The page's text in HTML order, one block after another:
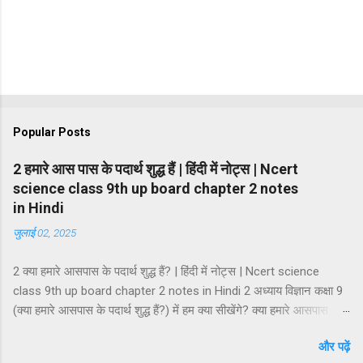
Popular Posts
2 हमारे आस पास के पदार्थ शुद्ध हैं | हिंदी में नोट्स | Ncert
science class 9th up board chapter 2 notes
in Hindi
जुलाई 02, 2025
2 क्या हमारे आसपास के पदार्थ शुद्ध हैं? | हिंदी में नोट्स | Ncert science
class 9th up board chapter 2 notes in Hindi 2 अध्याय विज्ञान कक्षा 9
(क्या हमारे आसपास के पदार्थ शुद्ध हैं?) में हम क्या सीखेंगे? क्या हमारे आसपास के
मिश्रण की विशेषताएं विलयन विलायक तथा विलेय विलयन के गुण विलयन केऔर पढ़ें